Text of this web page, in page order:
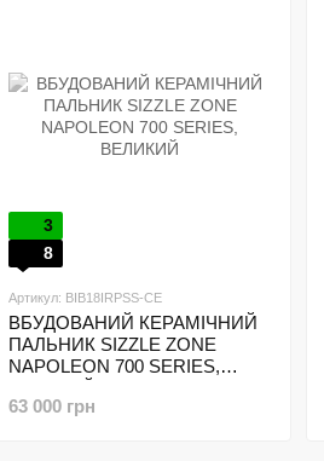
3
8
Артикул: BIB18IRPSS-CE
ВБУДОВАНИЙ КЕРАМІЧНИЙ
ПАЛЬНИК SIZZLE ZONE
NAPOLEON 700 SERIES,
63 000 грн